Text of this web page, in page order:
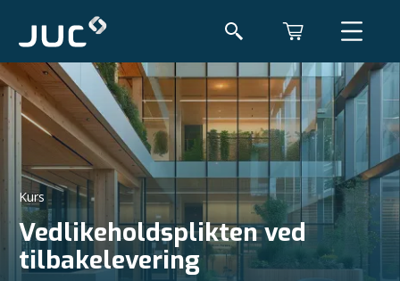
Kurs
Vedlikeholdsplikten ved
tilbakelevering